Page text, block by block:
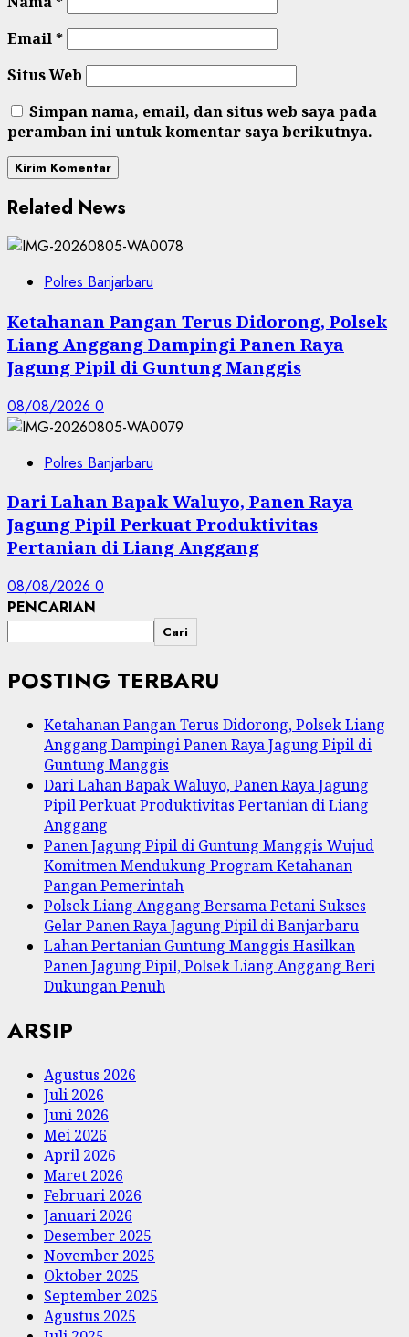
Email*
Situs Web
Simpan nama, email, dan situs web saya pada
peramban ini untuk komentar saya berikutnya.
Related News
Polres Banjarbaru
Ketahanan Pangan Terus Didorong, Polsek
Liang Anggang Dampingi Panen Raya
Jagung Pipil di Guntung Manggis
08/08/2026 0
Polres Banjarbaru
Dari Lahan Bapak Waluyo, Panen Raya
Jagung Pipil Perkuat Produktivitas
Pertanian di Liang Anggang
08/08/2026 0
PENCARIAN
Cari
POSTING TERBARU
Ketahanan Pangan Terus Didorong, Polsek Liang
Anggang Dampingi Panen Raya Jagung Pipil di
Guntung Manggis
Dari Lahan Bapak Waluyo, Panen Raya Jagung
Pipil Perkuat Produktivitas Pertanian di Liang
Anggang
Panen Jagung Pipil di Guntung Manggis Wujud
Komitmen Mendukung Program Ketahanan
Pangan Pemerintah
Polsek Liang Anggang Bersama Petani Sukses
Gelar Panen Raya Jagung Pipil di Banjarbaru
Lahan Pertanian Guntung Manggis Hasilkan
Panen Jagung Pipil, Polsek Liang Anggang Beri
Dukungan Penuh
ARSIP
Agustus 2026
Juli 2026
Juni 2026
Mei 2026
April 2026
Maret 2026
Februari 2026
Januari 2026
Desember 2025
November 2025
Oktober 2025
September 2025
Agustus 2025